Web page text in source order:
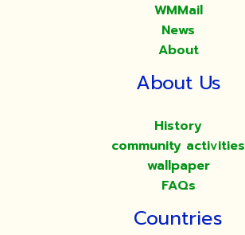
WMMail
News
About
About Us
History
community activities
wallpaper
FAQs
Countries